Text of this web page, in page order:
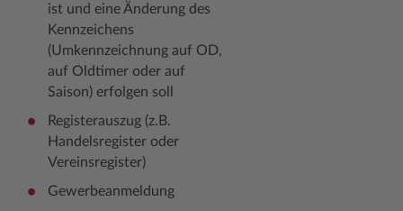
ist und eine Änderung des
Kennzeichens
(Umkennzeichnung auf OD,
auf Oldtimer oder auf
Saison) erfolgen soll
Registerauszug (z.B.
Handelsregister oder
Vereinsregister)
Gewerbeanmeldung